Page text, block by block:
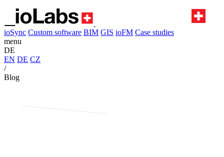
ioSync Custom software BIM GIS ioFM Case studies
menu
DE
EN DE CZ
/
Blog